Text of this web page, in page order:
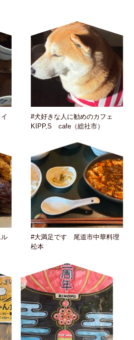
#犬好きな人に勧めのカフェ
KIPP,S cafe（総社市）
#大満足です 尾道市中華料理
松本